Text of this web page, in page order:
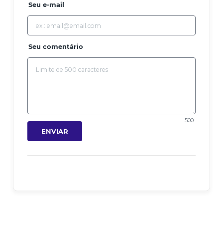
Seu e-mail
Seu comentário
500
ENVIAR